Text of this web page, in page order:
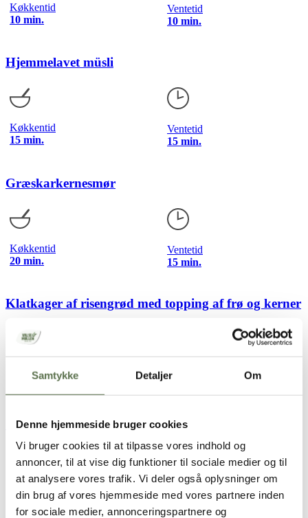
Samtykke Detaljer Om
Denne hjemmeside bruger cookies
Vi bruger cookies til at tilpasse vores indhold og
annoncer, til at vise dig funktioner til sociale medier og til
at analysere vores trafik. Vi deler også oplysninger om
din brug af vores hjemmeside med vores partnere inden
for sociale medier, annonceringspartnere og
Køkkentid
10 min.
Ventetid
10 min.
Hjemmelavet müsli
Køkkentid
15 min.
Ventetid
15 min.
Græskarkernesmør
Køkkentid
20 min.
Ventetid
15 min.
Klatkager af risengrød med topping af frø og kerner
Køkkentid
20 min.
5 min.
Snegle af wienerdej med kardemomme og citron
Køkkentid
2 t.
Ventetid
15 min.